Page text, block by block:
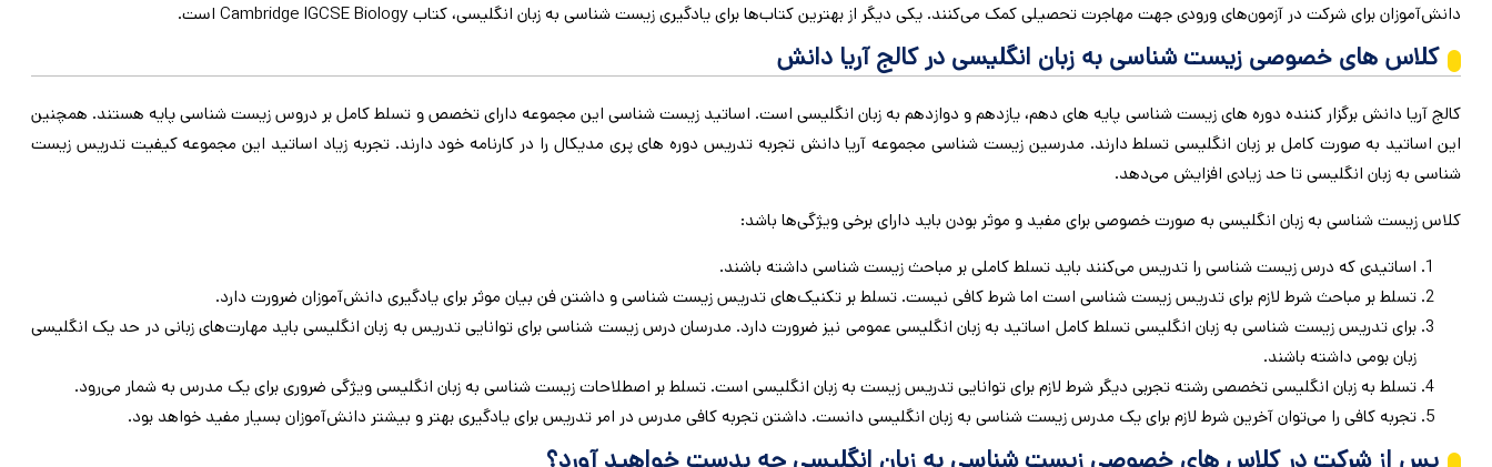
دانش‌آموزان برای شرکت در آزمون‌های ورودی جهت مهاجرت تحصیلی کمک می‌کنند. یکی دیگر از بهترین کتاب‌ها برای یادگیری زیست شناسی به زبان انگلیسی، کتاب Cambridge IGCSE Biology است.
کلاس های خصوصی زیست شناسی به زبان انگلیسی در کالج آریا دانش
کالج آریا دانش برگزار کننده دوره ‌های زیست شناسی پایه ‌های دهم، یازدهم و دوازدهم به زبان انگلیسی است. اساتید زیست شناسی این مجموعه دارای تخصص و تسلط کامل بر دروس زیست شناسی پایه هستند. همچنین
این اساتید به صورت کامل بر زبان انگلیسی تسلط دارند. مدرسین زیست شناسی مجموعه آریا دانش تجربه تدریس دوره های پری مدیکال را در کارنامه خود دارند. تجربه زیاد اساتید این مجموعه کیفیت تدریس زیست
شناسی به زبان انگلیسی تا حد زیادی افزایش می‌دهد.
کلاس زیست شناسی به زبان انگلیسی به صورت خصوصی برای مفید و موثر بودن باید دارای برخی ویژگی‌ها باشد:
اساتیدی که درس زیست شناسی را تدریس می‌کنند باید تسلط کاملی بر مباحث زیست شناسی داشته باشند.
تسلط بر مباحث شرط لازم برای تدریس زیست شناسی است اما شرط کافی نیست. تسلط بر تکنیک‌های تدریس زیست شناسی و داشتن فن بیان موثر برای یادگیری دانش‌آموزان ضرورت دارد.
برای تدریس زیست شناسی به زبان انگلیسی تسلط کامل اساتید به زبان انگلیسی عمومی نیز ضرورت دارد. مدرسان درس زیست شناسی برای توانایی تدریس به زبان انگلیسی باید مهارت‌های زبانی در حد یک انگلیسی
زبان بومی داشته باشند.
تسلط به زبان انگلیسی تخصصی رشته تجربی دیگر شرط لازم برای توانایی تدریس زیست به زبان انگلیسی است. تسلط بر اصطلاحات زیست شناسی به زبان انگلیسی ویژگی ضروری برای یک مدرس به شمار می‌رود.
تجربه کافی را می‌توان آخرین شرط لازم برای یک مدرس زیست شناسی به زبان انگلیسی دانست. داشتن تجربه کافی مدرس در امر تدریس برای یادگیری بهتر و بیشتر دانش‌آموزان بسیار مفید خواهد بود.
پس از شرکت در کلاس های خصوصی زیست شناسی به زبان انگلیسی چه بدست خواهید آورد؟